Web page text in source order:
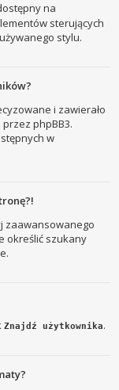
na
sterujących
stylu.
i zawierało
phpBB3.
w
zaawansowanego
określić szukany
Znajdź użytkownika.